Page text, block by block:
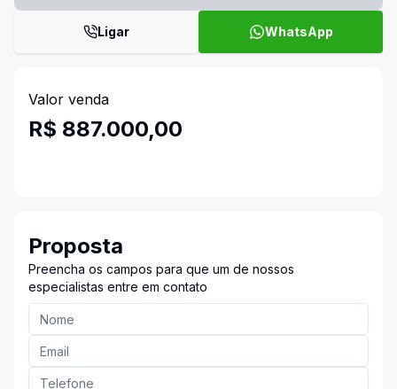
Ligar WhatsApp
Valor venda
R$ 887.000,00
Proposta
Preencha os campos para que um de nossos
especialistas entre em contato